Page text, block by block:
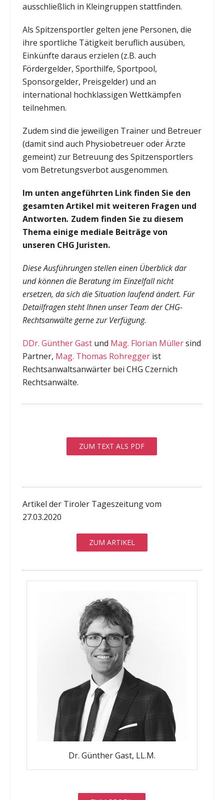
ausschließlich in Kleingruppen stattfinden.
Als Spitzensportler gelten jene Personen, die
ihre sportliche Tätigkeit beruflich ausüben,
Einkünfte daraus erzielen (z.B. auch
Fördergelder, Sporthilfe, Sportpool,
Sponsorgelder, Preisgelder) und an
international hochklassigen Wettkämpfen
teilnehmen.
Zudem sind die jeweiligen Trainer und Betreuer
(damit sind auch Physiobetreuer oder Ärzte
gemeint) zur Betreuung des Spitzensportlers
vom Betretungsverbot ausgenommen.
Im unten angeführten Link finden Sie den
gesamten Artikel mit weiteren Fragen und
Antworten. Zudem finden Sie zu diesem
Thema einige mediale Beiträge von
unseren CHG Juristen.
Diese Ausführungen stellen einen Überblick dar
und können die Beratung im Einzelfall nicht
ersetzen, da sich die Situation laufend ändert. Für
Detailfragen steht Ihnen unser Team der CHG-
Rechtsanwälte gerne zur Verfügung.
DDr. Günther Gastund Mag. Florian Müllersind
Partner, Mag. Thomas Rohregger ist
Rechtsanwaltsanwärter bei CHG Czernich
Rechtsanwälte.
ZUM TEXT ALS PDF
Artikel der Tiroler Tageszeitung vom
27.03.2020
ZUM ARTIKEL
Dr. Günther Gast, LL.M.